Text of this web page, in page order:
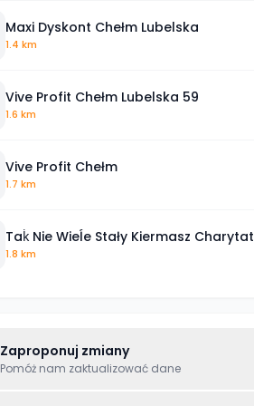
Maxi Dyskont Chełm Lubelska
1.4 km
Vive Profit Chełm Lubelska 59
1.6 km
Vive Profit Chełm
1.7 km
Taḱ Nie Wieĺe Stały Kiermasz
1.8 km
Zaproponuj zmiany
Pomóż nam zaktualizować dane